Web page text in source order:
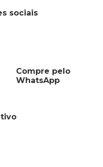
sociais
Compre pelo
WhatsApp